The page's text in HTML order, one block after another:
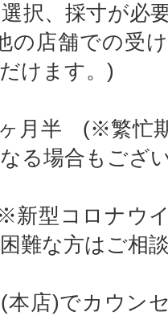
択、採寸が必
の店舗での受
けます。)
月半 (※繁忙
る場合もござ
型コロナウ
難な方はご相
本店)でカウン